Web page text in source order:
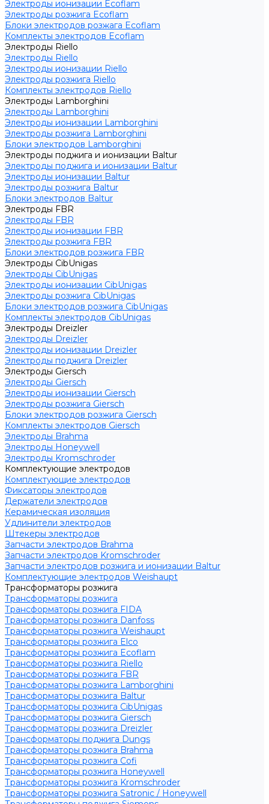
Электроды ионизации Ecoflam
Электроды розжига Ecoflam
Блоки электродов розжага Ecoflam
Комплекты электродов Ecoflam
Электроды Riello
Электроды Riello
Электроды ионизации Riello
Электроды розжига Riello
Комплекты электродов Riello
Электроды Lamborghini
Электроды Lamborghini
Электроды ионизации Lamborghini
Электроды розжига Lamborghini
Блоки электродов Lamborghini
Электроды поджига и ионизации Baltur
Электроды поджига и ионизации Baltur
Электроды ионизации Baltur
Электроды розжига Baltur
Блоки электродов Baltur
Электроды FBR
Электроды FBR
Электроды ионизации FBR
Электроды розжига FBR
Блоки электродов розжига FBR
Электроды CibUnigas
Электроды CibUnigas
Электроды ионизации CibUnigas
Электроды розжига CibUnigas
Блоки электродов розжига CibUnigas
Комплекты электродов CibUnigas
Электроды Dreizler
Электроды Dreizler
Электроды ионизации Dreizler
Электроды поджига Dreizler
Электроды Giersch
Электроды Giersch
Электроды ионизации Giersch
Электроды розжига Giersch
Блоки электродов розжига Giersch
Комплекты электродов Giersch
Электроды Brahma
Электроды Honeywell
Электроды Kromschroder
Комплектующие электродов
Комплектующие электродов
Фиксаторы электродов
Держатели электродов
Керамическая изоляция
Удлинители электродов
Штекеры электродов
Запчасти электродов Brahma
Запчасти электродов Kromschroder
Запчасти электродов розжига и ионизации Baltur
Комплектующие электродов Weishaupt
Трансформаторы розжига
Трансформаторы розжига
Трансформаторы розжига FIDA
Трансформаторы розжига Danfoss
Трансформаторы розжига Weishaupt
Трансформаторы розжига Elco
Трансформаторы розжига Ecoflam
Трансформаторы розжига Riello
Трансформаторы розжига FBR
Трансформаторы розжига Lamborghini
Трансформаторы розжига Baltur
Трансформаторы розжига CibUnigas
Трансформаторы розжига Giersch
Трансформаторы розжига Dreizler
Трансформаторы поджига Dungs
Трансформаторы розжига Brahma
Трансформаторы розжига Cofi
Трансформаторы розжига Honeywell
Трансформаторы розжига Kromschroder
Трансформаторы розжига Satronic / Honeywell